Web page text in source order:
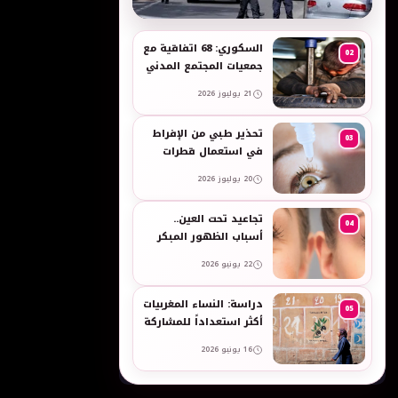
به
02
السكوري: 68 اتفاقية مع
جمعيات المجتمع المدني
والنساء في العمل
21 يوليوز 2026
03
تحذير طبي من الإفراط
في استعمال قطرات
المضيقة للأوعية
20 يوليوز 2026
04
تجاعيد تحت العين..
أسباب الظهور المبكر
بالبشرة الحساسة -
taroudant press
22 يونيو 2026
05
دراسة: النساء المغربيات
أكثر استعداداً للمشاركة
بالرجال
16 يونيو 2026